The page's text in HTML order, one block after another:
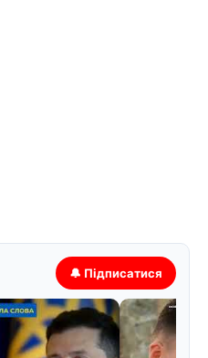
🔔 Підписатися